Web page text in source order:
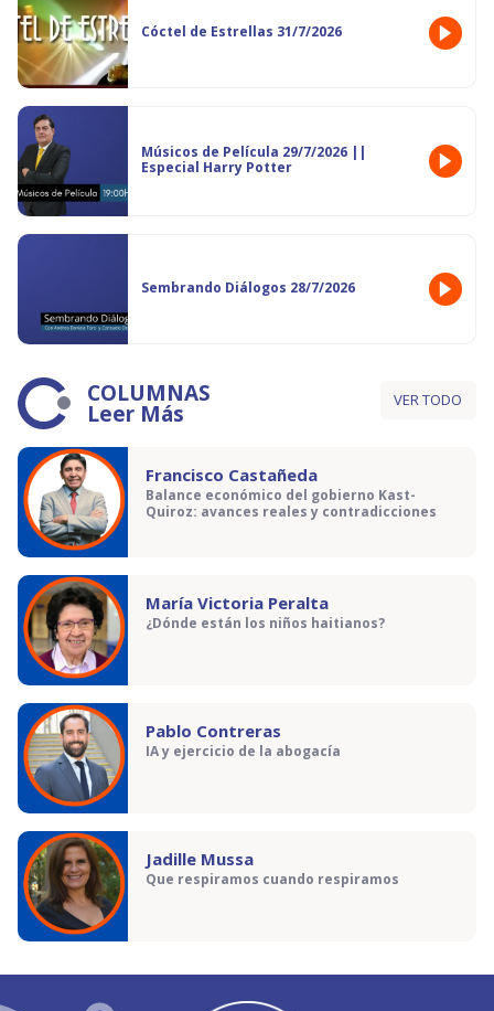
Cóctel de Estrellas 31/7/2026
Músicos de Película 29/7/2026 ||
Especial Harry Potter
Sembrando Diálogos 28/7/2026
COLUMNAS
Leer Más VER TODO
Francisco Castañeda
Balance económico del gobierno Kast-
Quiroz: avances reales y contradicciones
María Victoria Peralta
¿Dónde están los niños haitianos?
Pablo Contreras
IA y ejercicio de la abogacía
Jadille Mussa
Que respiramos cuando respiramos